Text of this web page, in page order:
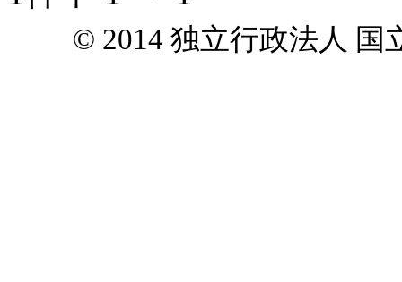
© 2014 独立行政法人 国